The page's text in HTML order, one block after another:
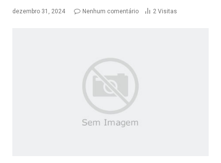
dezembro 31, 2024 Nenhum comentário 2 Visitas